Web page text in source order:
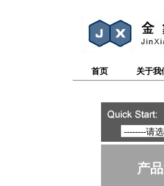
首页 关于我
产